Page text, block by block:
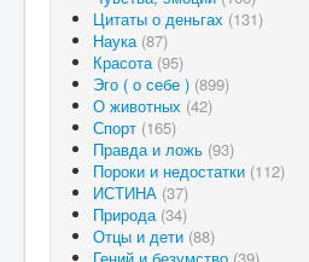
Цитаты о деньгах (131)
Наука (87)
Красота (95)
Эго ( о себе ) (899)
О животных (42)
Спорт (165)
Правда и ложь (93)
Пороки и недостатки (112)
ИСТИНА (37)
Природа (34)
Отцы и дети (88)